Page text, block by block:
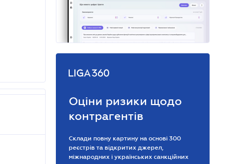
Оціни ризики щодо
контрагентів
Склади повну картину на основі 300
реєстрів та відкритих джерел,
міжнародних і українських санкційних